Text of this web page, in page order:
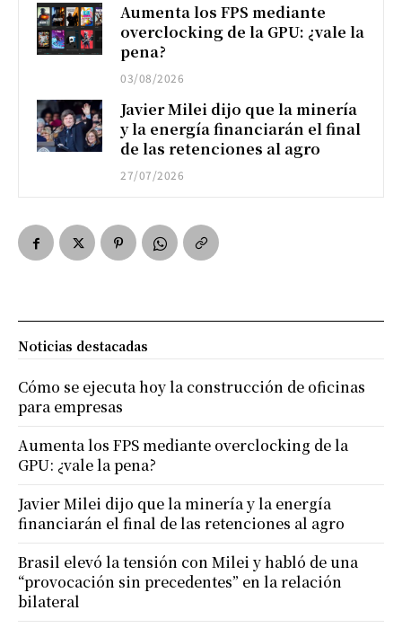
Aumenta los FPS mediante
overclocking de la GPU: ¿vale la
pena?
03/08/2026
Javier Milei dijo que la minería
y la energía financiarán el final
de las retenciones al agro
27/07/2026
Noticias destacadas
Cómo se ejecuta hoy la construcción de oficinas
para empresas
Aumenta los FPS mediante overclocking de la
GPU: ¿vale la pena?
Javier Milei dijo que la minería y la energía
financiarán el final de las retenciones al agro
Brasil elevó la tensión con Milei y habló de una
“provocación sin precedentes” en la relación
bilateral